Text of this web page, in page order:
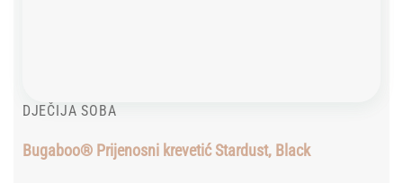
DJEČIJA SOBA
Bugaboo® Prijenosni krevetić Stardust, Black